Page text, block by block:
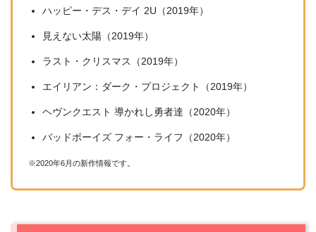
ハッピー・デス・デイ 2U（2019年）
見えない太陽（2019年）
ラスト・クリスマス（2019年）
エイリアン：ダーク・プロジェクト（2019年）
ヘヴンクエスト 導かれし勇者達（2020年）
バッドボーイズ フォー・ライフ（2020年）
※2020年6月の新作情報です。